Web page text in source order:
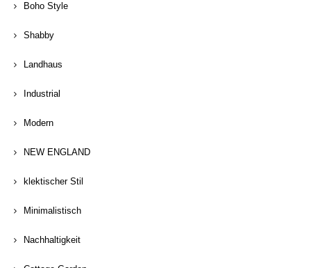
Boho Style
Shabby
Landhaus
Industrial
Modern
NEW ENGLAND
klektischer Stil
Minimalistisch
Nachhaltigkeit